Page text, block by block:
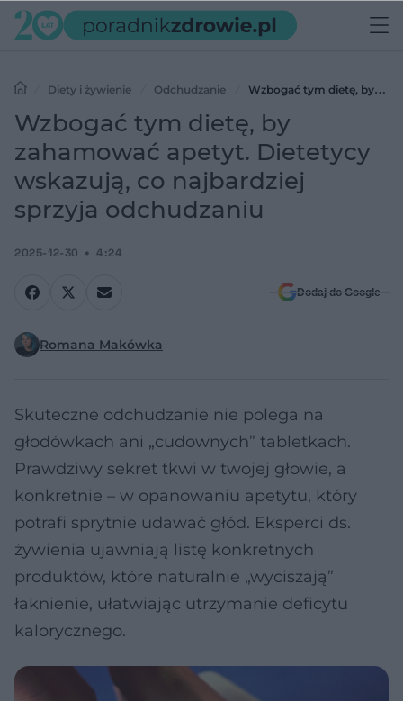
Diety i żywienie Odchudzanie
Wzbogać tym dietę, by
zahamować apetyt. Dietetycy wskazują, co najbardziej sprzyja
Wzbogać tym dietę, by
zahamować apetyt. Dietetycy
wskazują, co najbardziej
sprzyja odchudzaniu
2025-12-30 4:24
Dodaj do Google
Romana Makówka
Skuteczne odchudzanie nie polega na
głodówkach ani „cudownych” tabletkach.
Prawdziwy sekret tkwi w twojej głowie, a
konkretnie – w opanowaniu apetytu, który
potrafi sprytnie udawać głód. Eksperci ds.
żywienia ujawniają listę konkretnych
produktów, które naturalnie „wyciszają”
łaknienie, ułatwiając utrzymanie deficytu
kalorycznego.